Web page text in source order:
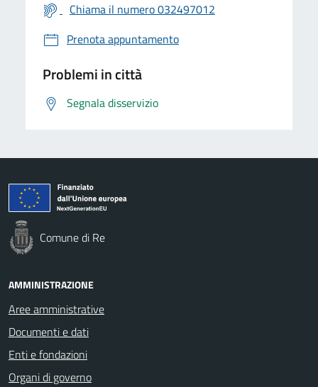
Chiama il numero 032497012
Prenota appuntamento
Problemi in città
Segnala disservizio
Comune di Re
AMMINISTRAZIONE
Aree amministrative
Documenti e dati
Enti e fondazioni
Organi di governo